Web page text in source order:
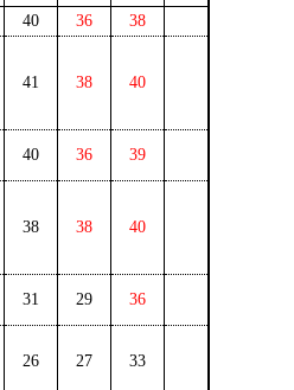
40 36 38
41 38 40
40 36 39
38 38 40
31 29 36
26 27 33